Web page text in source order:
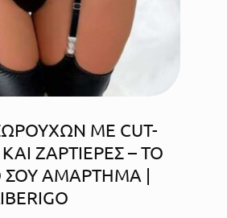
ΜΕ CUT-
ΚΑΙ ΖΑΡΤΙΕΡΕΣ – ΤΟ
ΣΟΥ ΑΜΑΡΤΗΜΑ |